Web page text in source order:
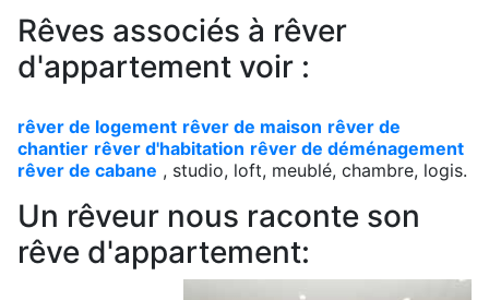
Rêves associés à rêver
d'appartement voir :
rêver de logement rêver de maison rêver de
chantier rêver d'habitation rêver de déménagement
rêver de cabane , studio, loft, meublé, chambre, logis.
Un rêveur nous raconte son
rêve d'appartement: